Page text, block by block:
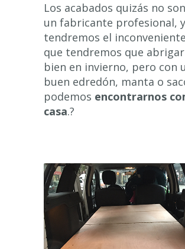
Los acabados quizás no
un fabricante profesional, y
tendremos el
que tendremos que
bien en invierno, pero con
buen edredón, manta o
podemos encontrarnos
casa.?